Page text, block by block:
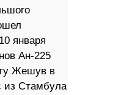
января
Ан-225
Жешув в
из Стамбула